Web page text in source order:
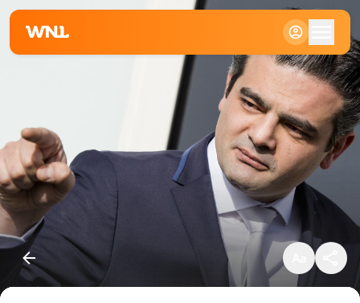
Klein
Standaard
Groot